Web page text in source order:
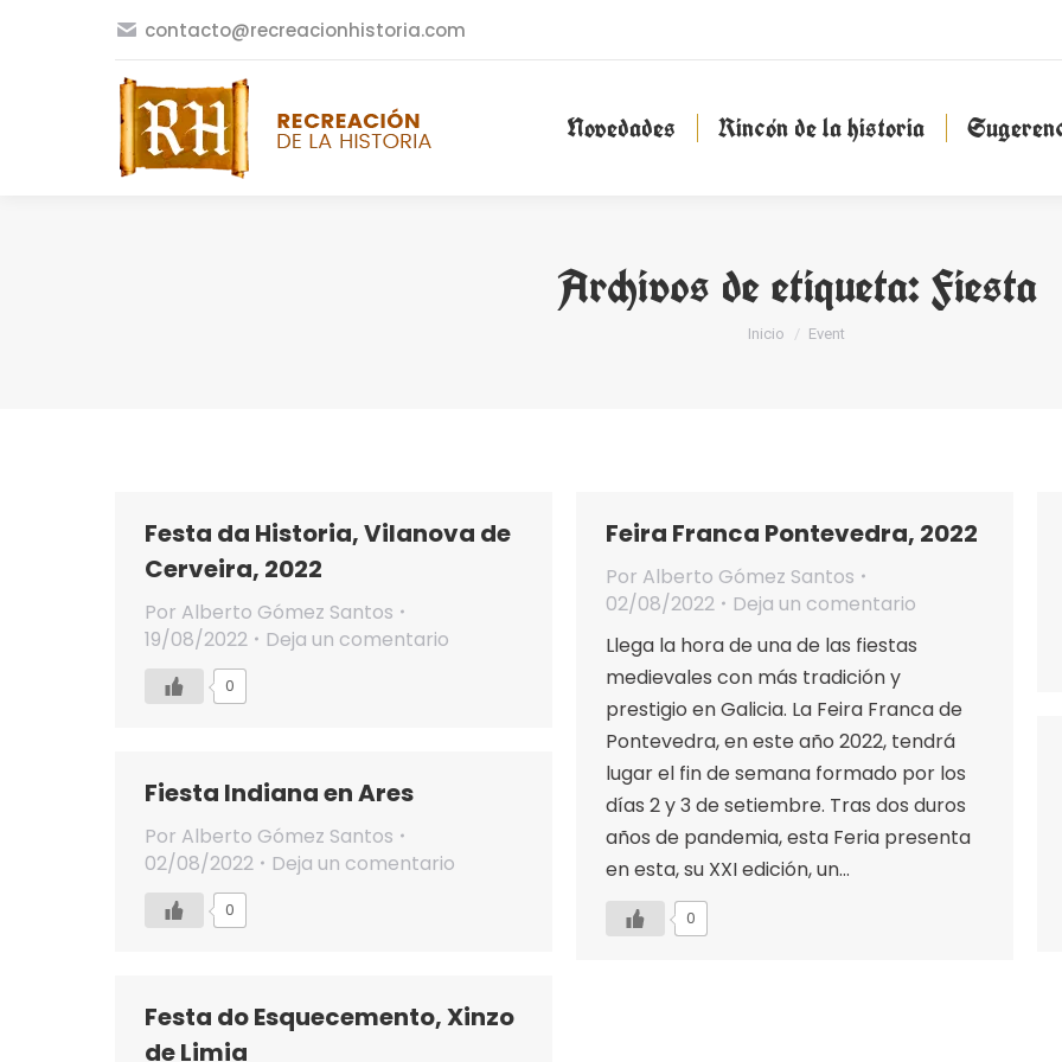
contacto@recreacionhistoria.com
Novedades Rincón de la historia
Archivos de etiqueta:Fiesta
Estás aquí:
Inicio Event
Festa da Historia, Vilanova de
Cerveira, 2022
Por Alberto Gómez Santos
19/08/2022
Deja un comentario
0
Feira Franca Pontevedra, 2022
Por Alberto Gómez Santos
02/08/2022
Deja un comentario
Llega la hora de una de las fiestas
medievales con más tradición y
prestigio en Galicia. La Feira Franca de
Pontevedra, en este año 2022, tendrá
lugar el fin de semana formado por los
días 2 y 3 de setiembre. Tras dos duros
años de pandemia, esta Feria presenta
en esta, su XXI edición, un…
0
Fiesta Indiana en Ares
Por Alberto Gómez Santos
02/08/2022
Deja un comentario
0
Festa do Esquecemento, Xinzo
de Limia
Novedades Rincón de la historia